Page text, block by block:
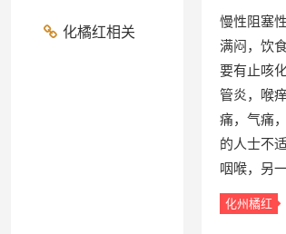
化橘红相关
慢性阻塞
满闷，饮
要有止咳
管炎，喉
痛，气痛
的人士不
咽喉，另
化州橘红